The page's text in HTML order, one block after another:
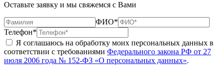
Оставьте заявку и мы свяжемся с Вами
ФИО*
Телефон*
Я соглашаюсь на обработку моих персональных данных в
соответствии с требованиями Федерального закона РФ от 27
июля 2006 года № 152-ФЗ «О персональных данных».